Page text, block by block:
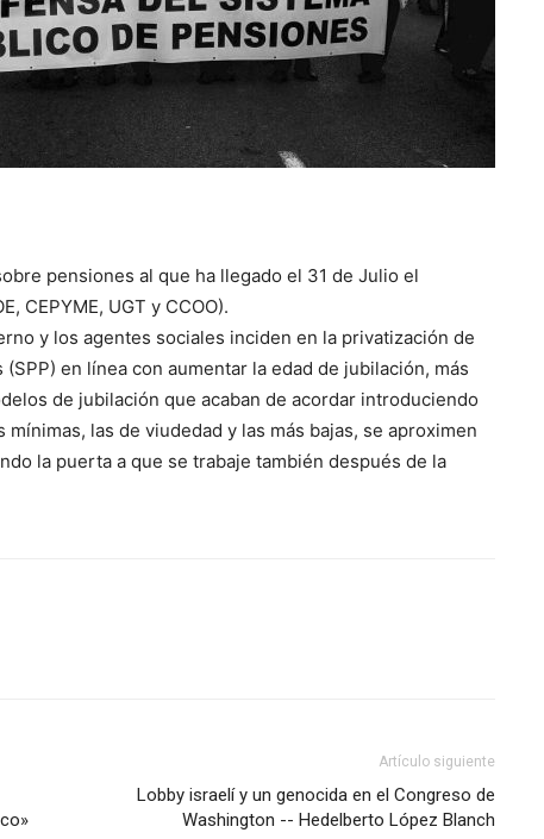
pensiones al que ha llegado el 31 de Julio el
CEPYME, UGT y CCOO).
y los agentes sociales inciden en la privatización de
en línea con aumentar la edad de jubilación, más
de jubilación que acaban de acordar introduciendo
las de viudedad y las más bajas, se aproximen
la puerta a que se trabaje también después de la
Artículo siguiente
Lobby israelí y un genocida en el Congreso de
Washington -- Hedelberto López Blanch